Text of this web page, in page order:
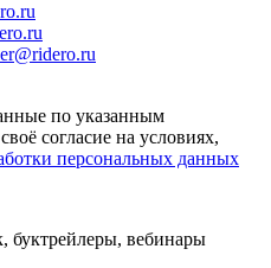
по указанным
согласие на условиях,
персональных данных
буктрейлеры, вебинары